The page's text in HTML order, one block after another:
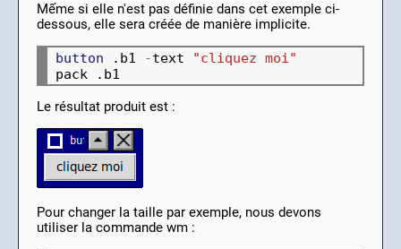
Mếme si elle n'est pas définie dans cet exemple ci-
dessous, elle sera créée de manière implicite.
button .b1 -text
"cliquez moi"
Le résultat produit est :
Pour changer la taille par exemple, nous devons
utiliser la commande wm :